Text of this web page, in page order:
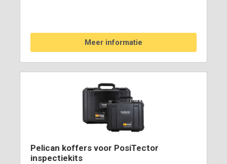
Meer informatie
Pelican koffers voor PosiTector
inspectiekits